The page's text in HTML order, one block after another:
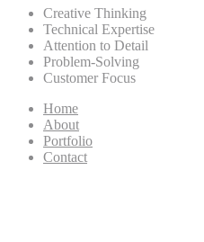
Creative Thinking
Technical Expertise
Attention to Detail
Problem-Solving
Customer Focus
Home
About
Portfolio
Contact